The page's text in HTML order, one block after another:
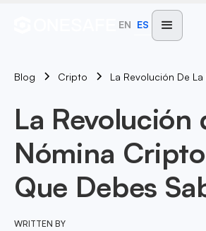
EN ES
Blog Cripto
La Revolución
Nómina
Que Debes
WRITTEN BY